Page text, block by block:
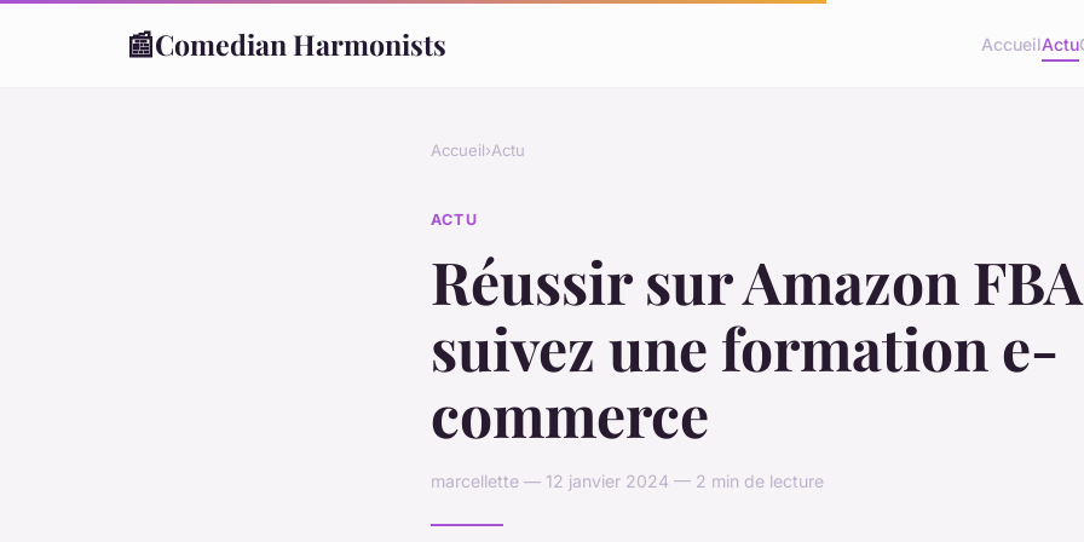
📰Comedian Harmonists AccueilActu
Accueil›Actu
ACTU
Réussir sur Amazon
suivez une formation e-
commerce
marcellette — 12 janvier 2024 — 2 min de lecture